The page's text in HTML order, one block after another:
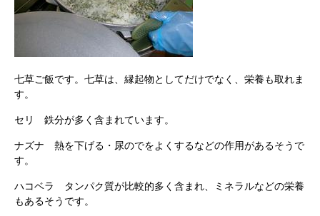
七草ご飯です。七草は、縁起物としてだけでなく、栄養も取れま
す。
セリ 鉄分が多く含まれています。
ナズナ 熱を下げる・尿のでをよくするなどの作用があるそうで
す。
ハコベラ タンパク質が比較的多く含まれ、ミネラルなどの栄養
もあるそうです。